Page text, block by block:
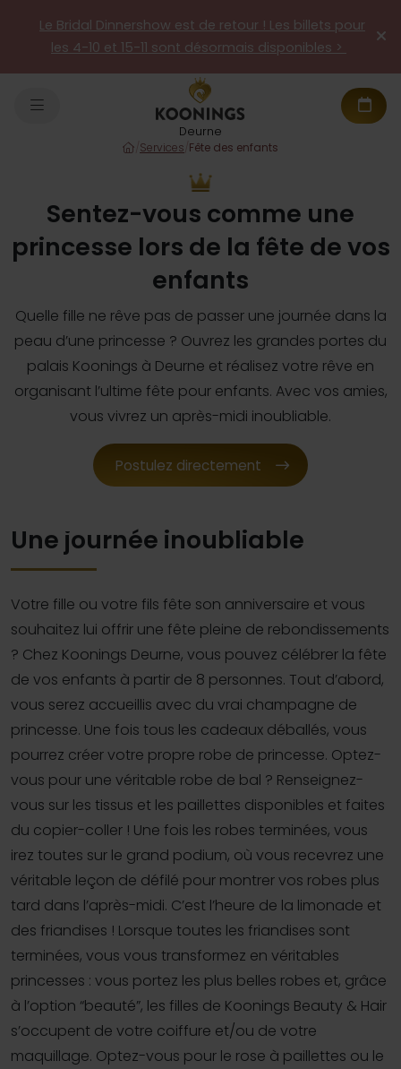
Le Bridal Dinnershow est de retour ! Les billets pour
les 4-10 et 15-11 sont désormais disponibles >
Deurne
Services Fête des enfants
Sentez-vous comme une
princesse lors de la fête de vos
enfants
Quelle fille ne rêve pas de passer une journée dans la
peau d’une princesse ? Ouvrez les grandes portes du
palais Koonings à Deurne et réalisez votre rêve en
organisant l’ultime fête pour enfants. Avec vos amies,
vous vivrez un après-midi inoubliable.
Postulez directement
Une journée inoubliable
Votre fille ou votre fils fête son anniversaire et vous
souhaitez lui offrir une fête pleine de rebondissements
? Chez Koonings Deurne, vous pouvez célébrer la fête
de vos enfants à partir de 8 personnes. Tout d’abord,
vous serez accueillis avec du vrai champagne de
princesse. Une fois tous les cadeaux déballés, vous
pourrez créer votre propre robe de princesse. Optez-
vous pour une véritable robe de bal ? Renseignez-
vous sur les tissus et les paillettes disponibles et faites
du copier-coller ! Une fois les robes terminées, vous
irez toutes sur le grand podium, où vous recevrez une
véritable leçon de défilé pour montrer vos robes plus
tard dans l’après-midi. C’est l’heure de la limonade et
des friandises ! Lorsque toutes les friandises sont
terminées, vous vous transformez en véritables
princesses : vous portez les plus belles robes et, grâce
à l’option “beauté”, les filles de Koonings Beauty & Hair
s’occupent de votre coiffure et/ou de votre
maquillage. Optez-vous pour le rose à paillettes ou le